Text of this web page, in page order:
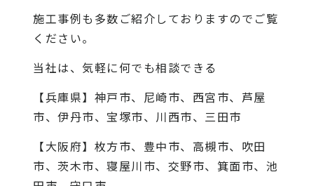
施工事例も多数ご紹介しておりますのでご覧
ください。
当社は、気軽に何でも相談できる
【兵庫県】神戸市、尼崎市、西宮市、芦屋
市、伊丹市、宝塚市、川西市、三田市
【大阪府】枚方市、豊中市、高槻市、吹田
市、茨木市、寝屋川市、交野市、箕面市、池